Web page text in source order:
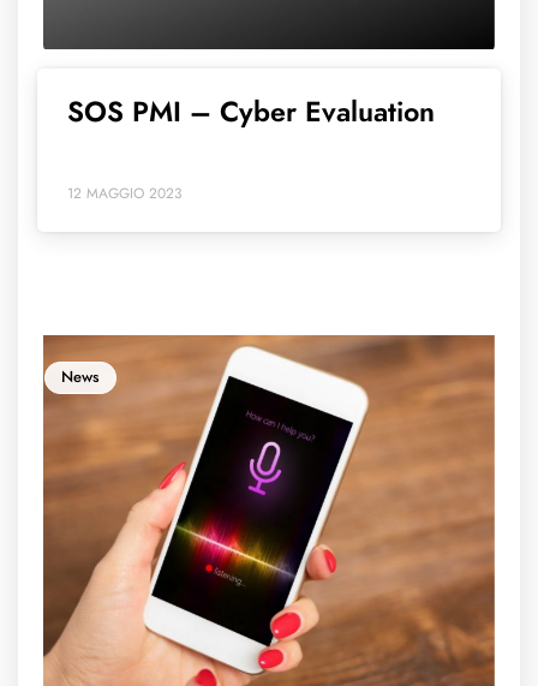
SOS PMI – Cyber Evaluation
12 MAGGIO 2023
News